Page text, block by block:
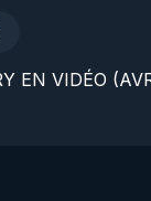
EN VIDÉO